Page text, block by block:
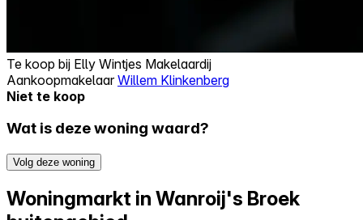
Te koop bij Elly Wintjes Makelaardij
AankoopmakelaarWillem Klinkenberg
Niet te koop
Wat is deze woning waard?
Volg deze woning
Woningmarkt in Wanroij's Broek